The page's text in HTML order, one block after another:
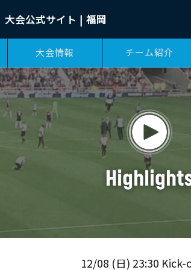
大会公式サイト | 福岡
大会情報 チーム紹介
12/08 (日) 23:30 Kick-